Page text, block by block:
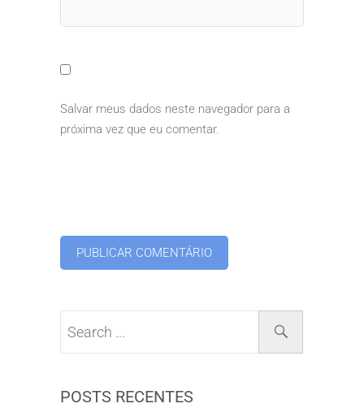
Salvar meus dados neste navegador para a
próxima vez que eu comentar.
POSTS RECENTES